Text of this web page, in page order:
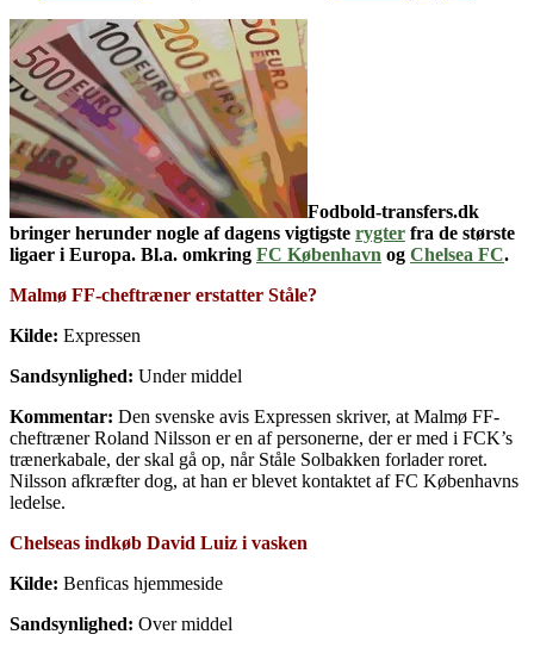
Fodbold-transfers.dk
bringer herunder nogle af dagens vigtigste rygter fra de største
ligaer i Europa. Bl.a. omkring FC København og Chelsea FC.
Malmø FF-cheftræner erstatter Ståle?
Kilde: Expressen
Sandsynlighed: Under middel
Kommentar: Den svenske avis Expressen skriver, at Malmø FF-
cheftræner Roland Nilsson er en af personerne, der er med i FCK’s
trænerkabale, der skal gå op, når Ståle Solbakken forlader roret.
Nilsson afkræfter dog, at han er blevet kontaktet af FC Københavns
ledelse.
Chelseas indkøb David Luiz i vasken
Kilde: Benficas hjemmeside
Sandsynlighed: Over middel